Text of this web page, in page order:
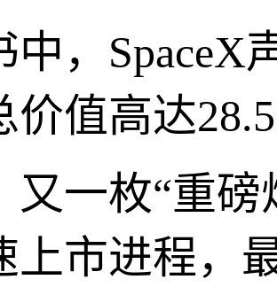
中，SpaceX
价值高达
又一枚“重
上市进程，